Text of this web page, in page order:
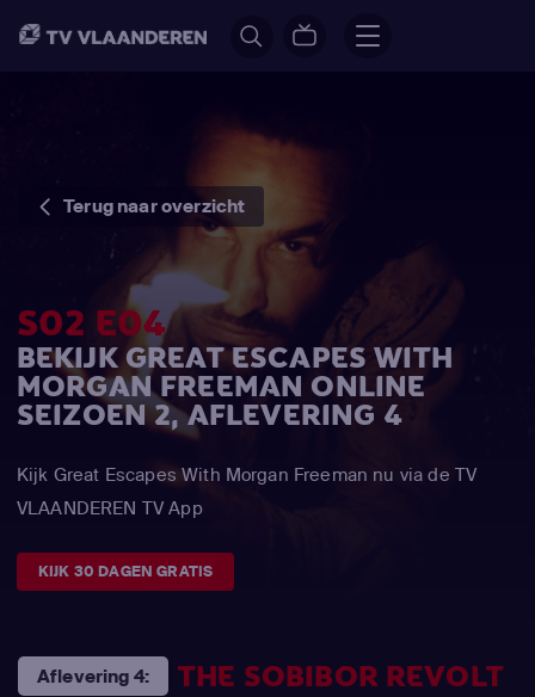
Terug naar overzicht
S02 E04
BEKIJK GREAT ESCAPES WITH
MORGAN FREEMAN ONLINE
SEIZOEN 2, AFLEVERING 4
Kijk Great Escapes With Morgan Freeman nu via de TV
VLAANDEREN TV App
KIJK 30 DAGEN GRATIS
Aflevering 4: THE SOBIBOR REVOLT